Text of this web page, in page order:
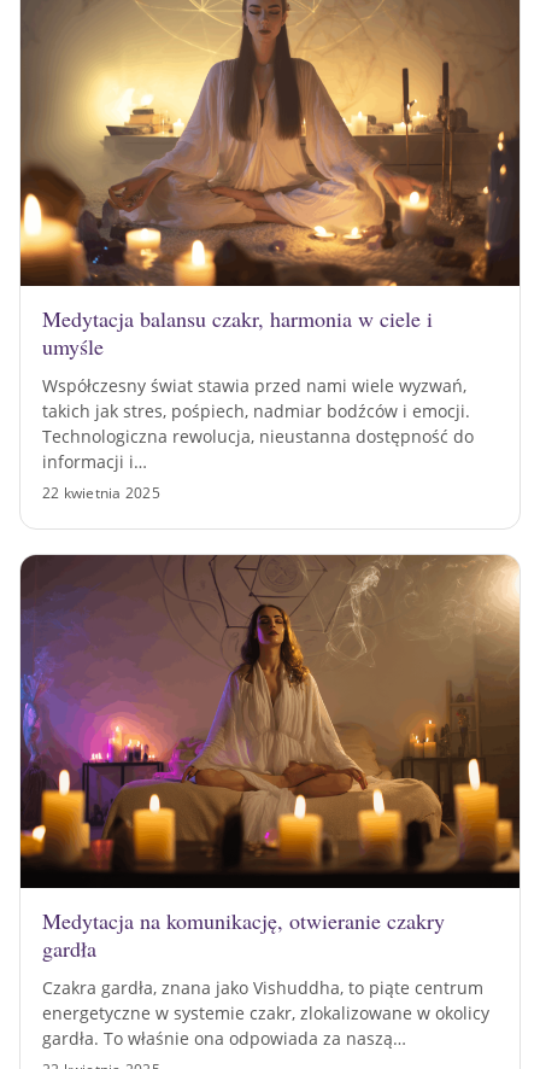
Medytacja balansu czakr, harmonia w ciele i
umyśle
Współczesny świat stawia przed nami wiele wyzwań,
takich jak stres, pośpiech, nadmiar bodźców i emocji.
Technologiczna rewolucja, nieustanna dostępność do
informacji i…
22 kwietnia 2025
Medytacja na komunikację, otwieranie czakry
gardła
Czakra gardła, znana jako Vishuddha, to piąte centrum
energetyczne w systemie czakr, zlokalizowane w okolicy
gardła. To właśnie ona odpowiada za naszą…